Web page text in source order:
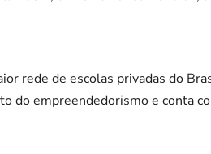
rede de escolas privadas do
do empreendedorismo e conta